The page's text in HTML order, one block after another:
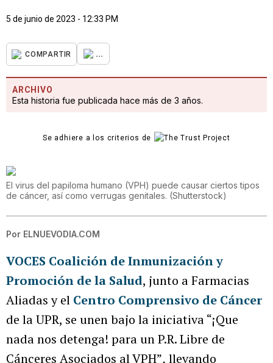
5 de junio de 2023 - 12:33 PM
COMPARTIR ...
ARCHIVO
Esta historia fue publicada hace más de 3 años.
Se adhiere a los criterios de
El virus del papiloma humano (VPH) puede causar ciertos tipos
de cáncer, así como verrugas genitales. (Shutterstock)
Por ELNUEVODIA.COM
VOCES Coalición de Inmunización y
Promoción de la Salud, junto a Farmacias
Aliadas y el Centro Comprensivo de Cáncer
de la UPR, se unen bajo la iniciativa “¡Que
nada nos detenga! para un P.R. Libre de
Cánceres Asociados al VPH”, llevando